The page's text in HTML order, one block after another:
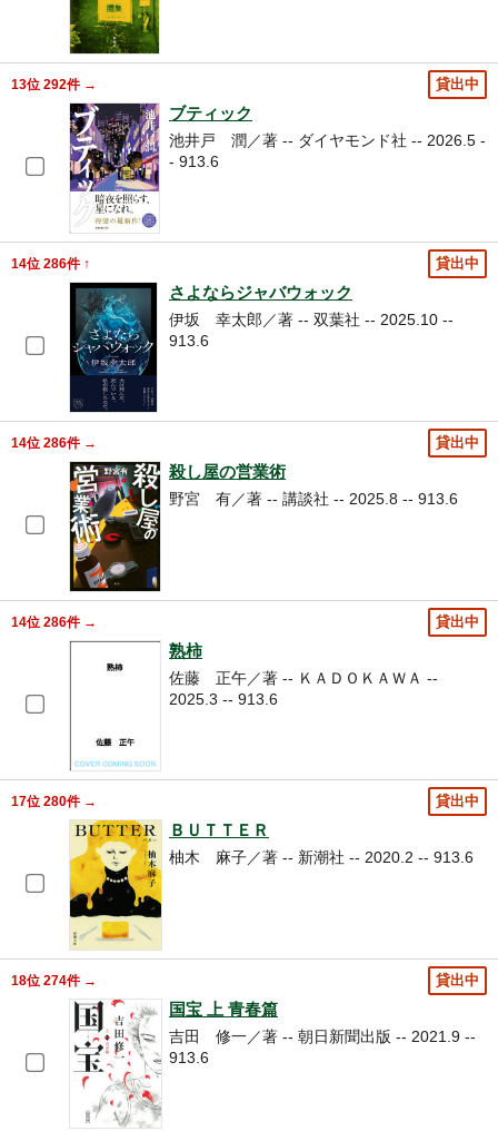
貸出中
13位 292件 →
ブティック
池井戸 潤／著 -- ダイヤモンド社 -- 2026.5 -
- 913.6
貸出中
14位 286件 ↑
さよならジャバウォック
伊坂 幸太郎／著 -- 双葉社 -- 2025.10 --
913.6
貸出中
14位 286件 →
殺し屋の営業術
野宮 有／著 -- 講談社 -- 2025.8 -- 913.6
貸出中
14位 286件 →
熟柿
佐藤 正午／著 -- ＫＡＤＯＫＡＷＡ --
2025.3 -- 913.6
貸出中
17位 280件 →
ＢＵＴＴＥＲ
柚木 麻子／著 -- 新潮社 -- 2020.2 -- 913.6
貸出中
18位 274件 →
国宝 上 青春篇
吉田 修一／著 -- 朝日新聞出版 -- 2021.9 --
913.6